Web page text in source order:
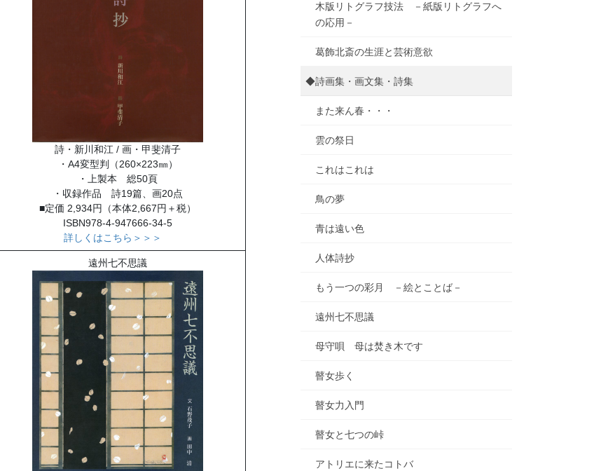
詩・新川和江 / 画・甲斐清子
・A4変型判（260×223㎜）
・上製本 総50頁
・収録作品 詩19篇、画20点
■定価 2,934円（本体2,667円＋税）
ISBN978-4-947666-34-5
詳しくはこちら＞＞＞
遠州七不思議
木版リトグラフ技法 －紙版リトグラフへ
の応用－
葛飾北斎の生涯と芸術意欲
◆詩画集・画文集・詩集
また来ん春・・・
雲の祭日
これはこれは
鳥の夢
青は遠い色
人体詩抄
もう一つの彩月 －絵とことば－
遠州七不思議
母守唄 母は焚き木です
瞽女歩く
瞽女力入門
瞽女と七つの峠
アトリエに来たコトバ